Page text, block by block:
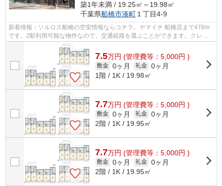
築1年未満 / 19.25㎡～19.98㎡
千葉県船橋市湊町１丁目4-9
新着情報：ソルロス船橋の空室情報ならコチラ。ヤマイチ 船橋店まで476m
です。2駅利用可能な物件なので、交通経路を選ぶことができます。クレジ
ットカードで初期費用がお支払いいただ...
7.5万円 (管理費等：5,000円 )
敷金 0ヶ月 礼金 0ヶ月
1階 / 1K / 19.98㎡
7.7万円 (管理費等：5,000円 )
敷金 0ヶ月 礼金 0ヶ月
2階 / 1K / 19.95㎡
7.7万円 (管理費等：5,000円 )
敷金 0ヶ月 礼金 0ヶ月
2階 / 1K / 19.95㎡